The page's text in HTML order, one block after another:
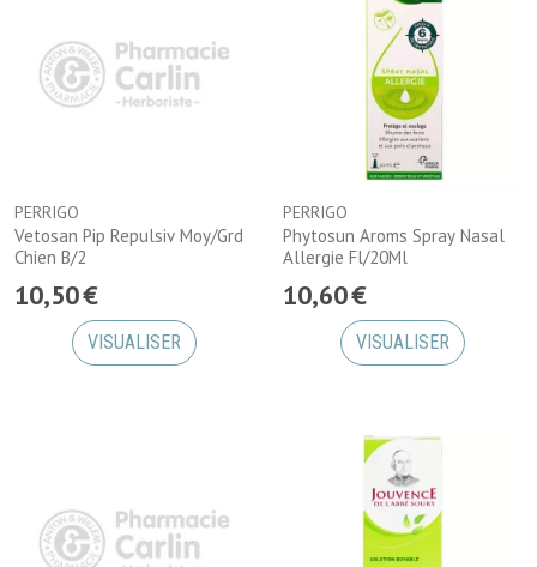
PERRIGO
Vetosan Pip Repulsiv Moy/Grd
Chien B/2
10,50€
VISUALISER
PERRIGO
Phytosun Aroms Spray Nasal
Allergie Fl/20Ml
10,60€
VISUALISER